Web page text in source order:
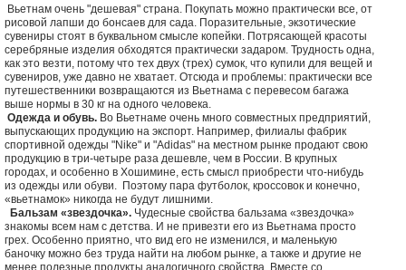
Вьетнам очень "дешевая" страна. Покупать можно практически все, от
рисовой лапши до бонсаев для сада. Поразительные, экзотические
сувениры стоят в буквальном смысле копейки. Потрясающей красоты
серебряные изделия обходятся практически задаром. Трудность одна,
как это везти, потому что тех двух (трех) сумок, что купили для вещей и
сувениров, уже давно не хватает. Отсюда и проблемы: практически все
путешественники возвращаются из Вьетнама с перевесом багажа
выше нормы в 30 кг на одного человека.
Одежда и обувь. Во Вьетнаме очень много совместных предприятий,
выпускающих продукцию на экспорт. Например, филиалы фабрик
спортивной одежды "Nike" и "Adidas" на местном рынке продают свою
продукцию в три-четыре раза дешевле, чем в России. В крупных
городах, и особенно в Хошимине, есть смысл приобрести что-нибудь
из одежды или обуви. Поэтому пара футболок, кроссовок и конечно,
«вьетнамок» никогда не будут лишними.
Бальзам «звездочка». Чудесные свойства бальзама «звездочка»
знакомы всем нам с детства. И не привезти его из Вьетнама просто
грех. Особенно приятно, что вид его не изменился, и маленькую
баночку можно без труда найти на любом рынке, а также и другие не
менее полезные продукты аналогичного свойства. Вместе со